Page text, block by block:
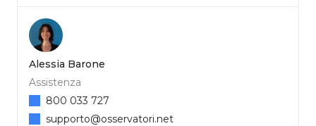
Alessia Barone
Assistenza
800 033 727
supporto@osservatori.net